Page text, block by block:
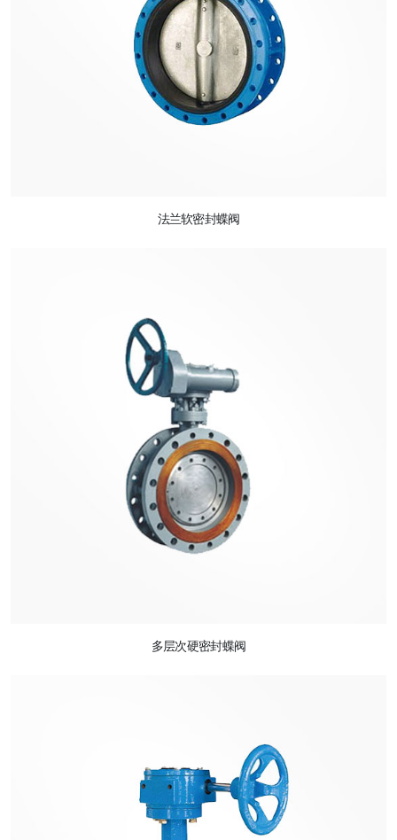
法兰软密封蝶阀
多层次硬密封蝶阀